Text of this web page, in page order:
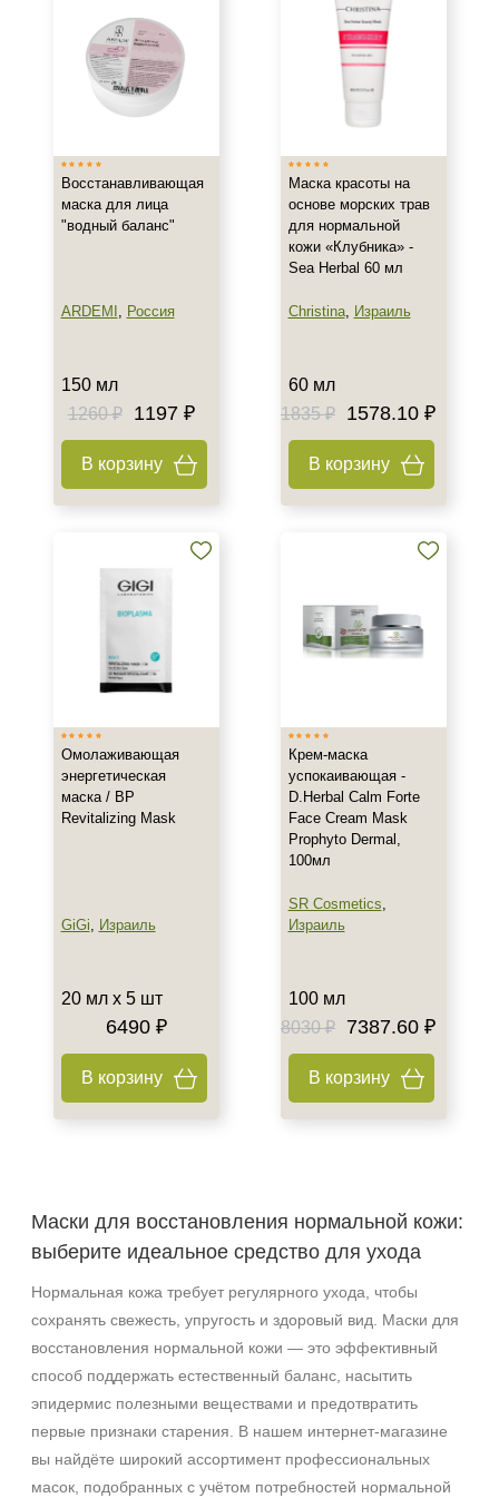
Все типы кожи
Жирная
Возраст
Любой возраст
Восстановление
Матирование
Моделирование
Показать еще
Возрастные изменения
Воспаление
Применение
Под макияж
Результат
Защита от УФ-лучей
Область применения
Декольте
Лицо
2 шт
Показать еще
Ингредиенты
AHA-кислоты
DMAE
Восстанавливающая
маска для лица
"водный баланс"
ARDEMI , Россия
150 мл
1260 ₽
1197 ₽
В корзину
Маска красоты на
основе морских трав
для нормальной
кожи «Клубника» -
Sea Herbal 60 мл
Christina, Израиль
60 мл
1835 ₽
1578.10 ₽
В корзину
Омолаживающая
энергетическая
маска / BP
Revitalizing Mask
GiGi, Израиль
20 мл х 5 шт
6490 ₽
В корзину
Крем-маска
успокаивающая -
D.Herbal Calm Forte
Face Cream Mask
Prophyto Dermal,
100мл
SR Cosmetics,
Израиль
100 мл
8030 ₽
7387.60 ₽
В корзину
Маски для восстановления нормальной кожи:
выберите идеальное средство для ухода
Нормальная кожа требует регулярного ухода, чтобы
сохранять свежесть, упругость и здоровый вид. Маски для
восстановления нормальной кожи — это эффективный
способ поддержать естественный баланс, насытить
эпидермис полезными веществами и предотвратить
первые признаки старения. В нашем интернет‑магазине
вы найдёте широкий ассортимент профессиональных
масок, подобранных с учётом потребностей нормальной